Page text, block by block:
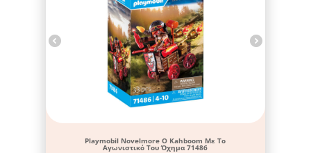
Playmobil Novelmore Ο Kahboom Με Το
Αγωνιστικό Του Όχημα 71486